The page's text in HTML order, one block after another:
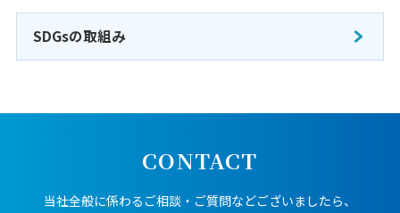
SDGsの取組み
CONTACT
当社全般に係わるご相談・ご質問などございましたら、